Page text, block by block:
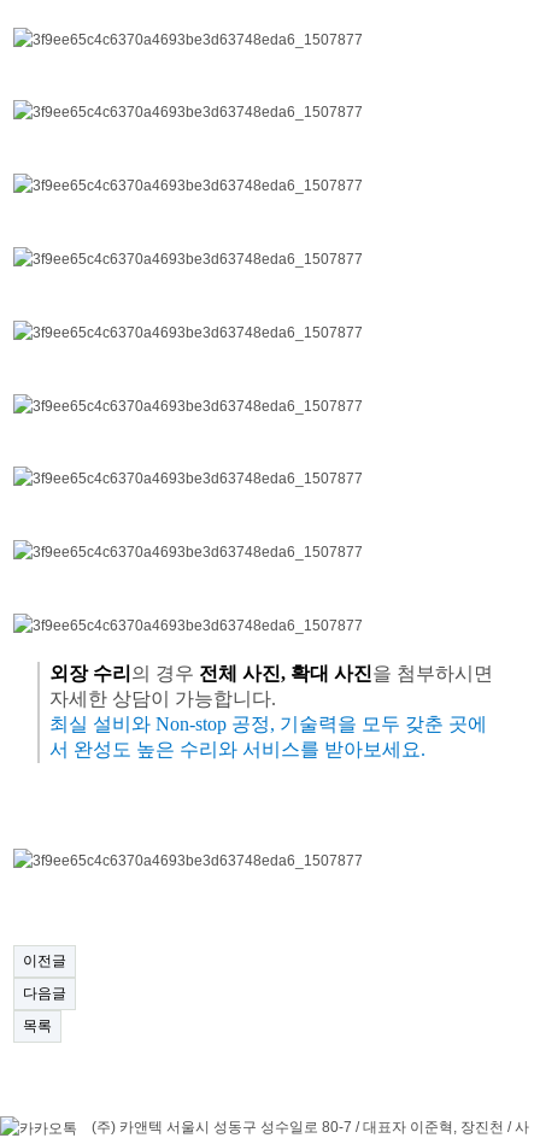
외장 수리 의 경우 전체 사진, 확대 사진을 첨부하시면
자세한 상담이 가능합니다.
최실 설비와 Non-stop 공정, 기술력을 모두 갖춘 곳에
서 완성도 높은 수리와 서비스를 받아보세요.
이전글
다음글
목록
(주) 카앤텍 서울시 성동구 성수일로 80-7 /대표자 이준혁, 장진천 /사